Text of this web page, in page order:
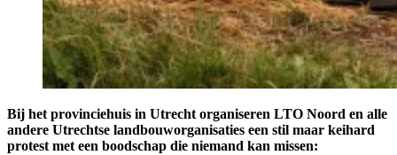
Bij het provinciehuis in Utrecht organiseren LTO Noord en alle
andere Utrechtse landbouworganisaties een stil maar keihard
protest met een boodschap die niemand kan missen: